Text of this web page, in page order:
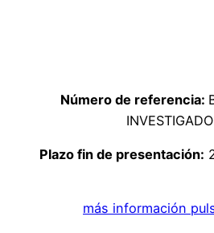
Número de referencia:
Plazo fin de presentación:
más información